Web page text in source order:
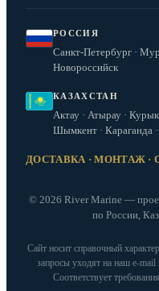
РОССИЯ
Санкт-Петербург ·
Новороссийск
КАЗАХСТАН
Актау · Атырау ·
Шымкент · Караганда
ДОСТАВКА · МОНТАЖ ·
© 2026 River Marine —
по России,
Сайт носит справочный
запросы уходят на наш
Соответствует